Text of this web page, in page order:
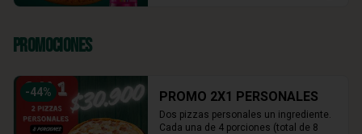
Promociones
-44% PROMO 2X1 PERSONALES
Dos pizzas personales un ingrediente.
Cada una de 4 porciones (total de 8